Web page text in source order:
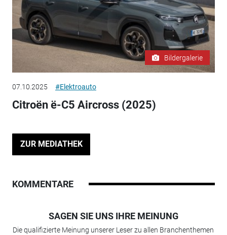
Bildergalerie
07.10.2025 #Elektroauto
Citroën ë-C5 Aircross (2025)
ZUR MEDIATHEK
KOMMENTARE
SAGEN SIE UNS IHRE MEINUNG
Die qualifizierte Meinung unserer Leser zu allen Branchenthemen